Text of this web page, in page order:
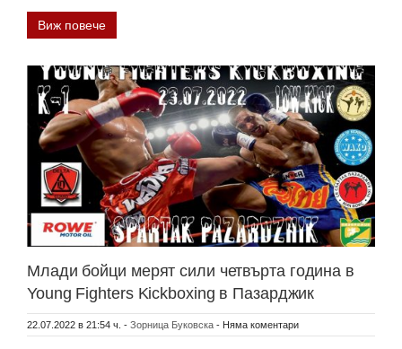
Виж повече
Млади бойци мерят сили четвърта година в
Young Fighters Kickboxing в Пазарджик
22.07.2022 в 21:54 ч. - Зорница Буковска - Няма коментари